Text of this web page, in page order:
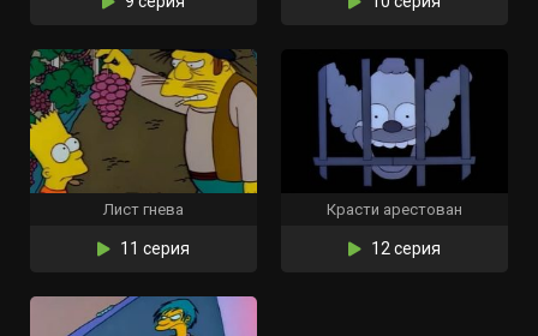
Лист гнева
11 серия
Красти арестован
12 серия